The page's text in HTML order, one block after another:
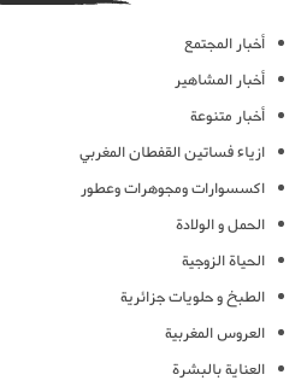
أخبار المجتمع
أخبار المشاهير
أخبار متنوعة
ازياء فساتين القفطان المغربي
اكسسوارات ومجوهرات وعطور
الحمل و الولادة
الحياة الزوجية
الطبخ و حلويات جزائرية
العروس المغربية
العناية بالبشرة